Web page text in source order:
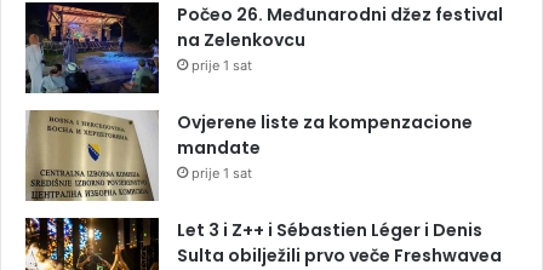
Počeo 26. Međunarodni džez festival
na Zelenkovcu
prije 1 sat
Ovjerene liste za kompenzacione
mandate
prije 1 sat
Let 3 i Z++ i Sébastien Léger i Denis
Sulta obilježili prvo veče Freshwavea